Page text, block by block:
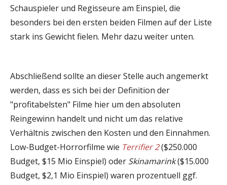
Schauspieler und Regisseure am Einspiel, die
besonders bei den ersten beiden Filmen auf der Liste
stark ins Gewicht fielen. Mehr dazu weiter unten.
Abschließend sollte an dieser Stelle auch angemerkt
werden, dass es sich bei der Definition der
"profitabelsten" Filme hier um den absoluten
Reingewinn handelt und nicht um das relative
Verhältnis zwischen den Kosten und den Einnahmen.
Low-Budget-Horrorfilme wie Terrifier 2($250.000
Budget, $15 Mio Einspiel) oder Skinamarink($15.000
Budget, $2,1 Mio Einspiel) waren prozentuell ggf.